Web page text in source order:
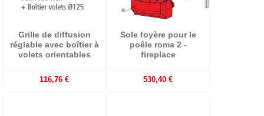
Grille de diffusion
réglable avec boîtier à
volets orientables
116,76 €
Sole foyère pour le
poêle roma 2 -
fireplace
530,40 €